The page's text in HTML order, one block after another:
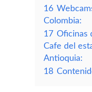
16
Colombia:
17 Oficinas
Cafe del
Antioquia:
18